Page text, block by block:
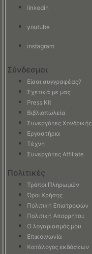
linkedin
youtube
instagram
Σύνδεσμοι
Είσαι συγγραφέας?
Σχετικά με μας
Press Kit
Βιβλιοπωλεία
Συνεργάτες Χονδρικής
Εργαστήρια
Τέχνη
Συνεργάτες Affiliate
Πολιτικές
Τρόποι Πληρωμών
Όροι Χρήσης
Πολιτική Επιστροφών
Πολιτική Απορρήτου
Ο λογαριασμός μου
Επικοινωνία
Κατάλογος εκδόσεων